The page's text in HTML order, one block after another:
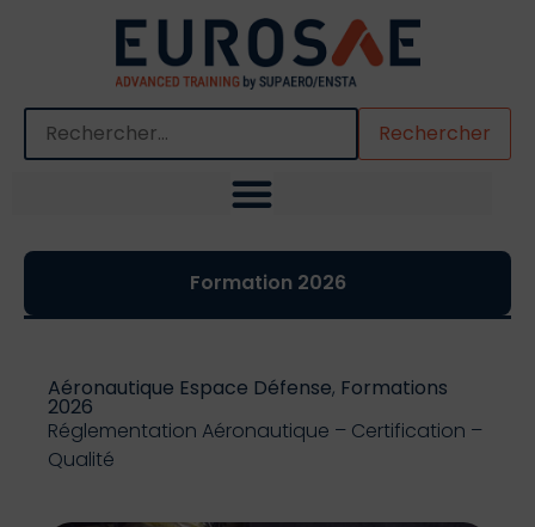
Quand les résultats de l'auto-complétion sont
Formation 2026
Aéronautique Espace Défense, Formations
2026
Réglementation Aéronautique – Certification –
Qualité